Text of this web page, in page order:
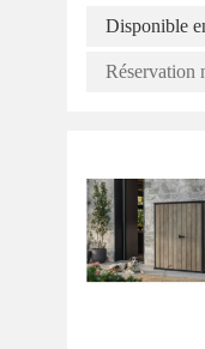
Disponible
Réservation